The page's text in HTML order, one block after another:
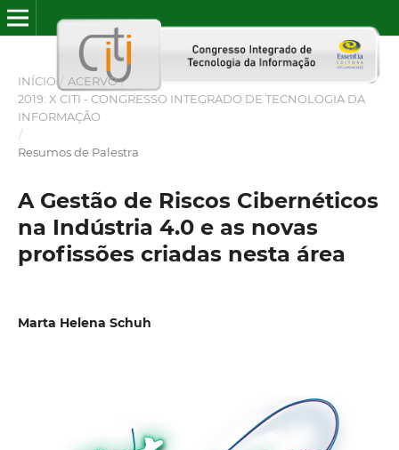
INÍCIO / ACERVO /
2019: X CITI - CONGRESSO INTEGRADO DE TECNOLOGIA DA
INFORMAÇÃO
/
Resumos de Palestra
A Gestão de Riscos Cibernéticos
na Indústria 4.0 e as novas
profissões criadas nesta área
Marta Helena Schuh